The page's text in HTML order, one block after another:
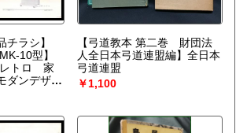
チラシ】
10型】
トロ 家
ンデザイ
【弓道教本 第二巻 財団法
人全日本弓道連盟編】全日本
弓道連盟
￥1,100